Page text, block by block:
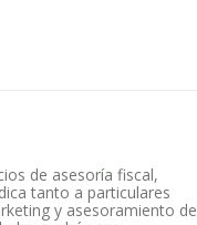
de asesoría fiscal,
tanto a particulares
y asesoramiento de